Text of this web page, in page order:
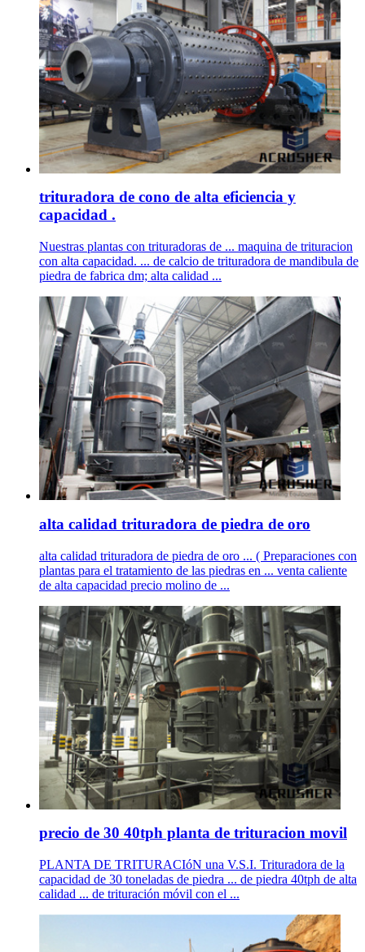
trituradora de cono de alta eficiencia y
capacidad .
Nuestras plantas con trituradoras de ... maquina de trituracion
con alta capacidad. ... de calcio de trituradora de mandibula de
piedra de fabrica dm; alta calidad ...
alta calidad trituradora de piedra de oro
alta calidad trituradora de piedra de oro ... ( Preparaciones con
plantas para el tratamiento de las piedras en ... venta caliente
de alta capacidad precio molino de ...
precio de 30 40tph planta de trituracion movil
PLANTA DE TRITURACIóN una V.S.I. Trituradora de la
capacidad de 30 toneladas de piedra ... de piedra 40tph de alta
calidad ... de trituración móvil con el ...